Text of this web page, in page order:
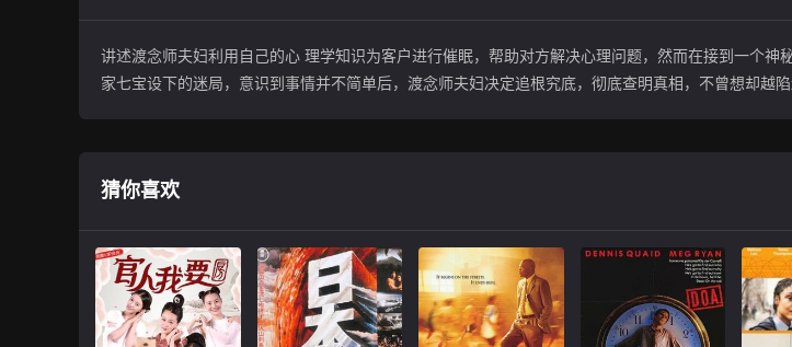
讲述渡念师夫妇利用自己的心 理学知识为客户进行催眠，帮助对方解决心理问题，然而在接到一个神
家七宝设下的迷局，意识到事情并不简单后，渡念师夫妇决定追根究底，彻底查明真相，不曾想却越陷
猜你喜欢